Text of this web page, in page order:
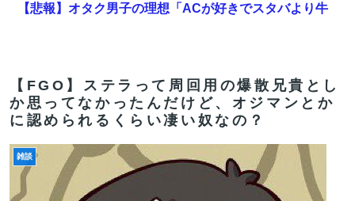
【悲報】オタク男子の理想「ACが好きでスタバより牛
【FGO】アズライール周年としては盛り上がらない。あ
とで見せ場は来るんだろうけどキャラ印象がまだしょぼ
い
長崎の語り部のお爺ちゃん(84)、学生に『日本も核武装
が必要』と言われびっくり
【FGO】ステラって周回用の爆散兄貴とし
か思ってなかったんだけど、オジマンとか
に認められるくらい凄い奴なの？
雑談